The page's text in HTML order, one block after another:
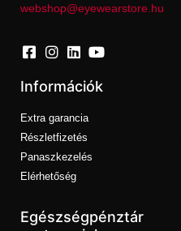
webshop@eyewearstore.hu
Információk
Extra garancia
Részletfizetés
Panaszkezelés
Elérhetőség
Egészségpénztár